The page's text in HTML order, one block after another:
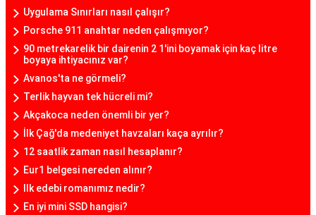
Uygulama Sınırları nasıl çalışır?
Porsche 911 anahtar neden çalışmıyor?
90 metrekarelik bir dairenin 2 1'ini boyamak için kaç litre
boyaya ihtiyacınız var?
Avanos'ta ne görmeli?
Terlik hayvan tek hücreli mi?
Akçakoca neden önemli bir yer?
İlk Çağ'da medeniyet havzaları kaça ayrılır?
12 saatlik zaman nasıl hesaplanır?
Eur1 belgesi nereden alınır?
Ilk edebi romanımız nedir?
En iyi mini SSD hangisi?